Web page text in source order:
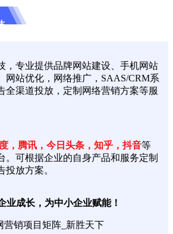
专业提供品牌网站建设、手机网站
网站优化，网络推广，SAAS/CRM系
全渠道投放，定制网络营销方案等服
，腾讯，今日头条，知乎，抖音等
。可根据企业的自身产品和服务定制
投放方案。
业成长，为中小企业赋能！